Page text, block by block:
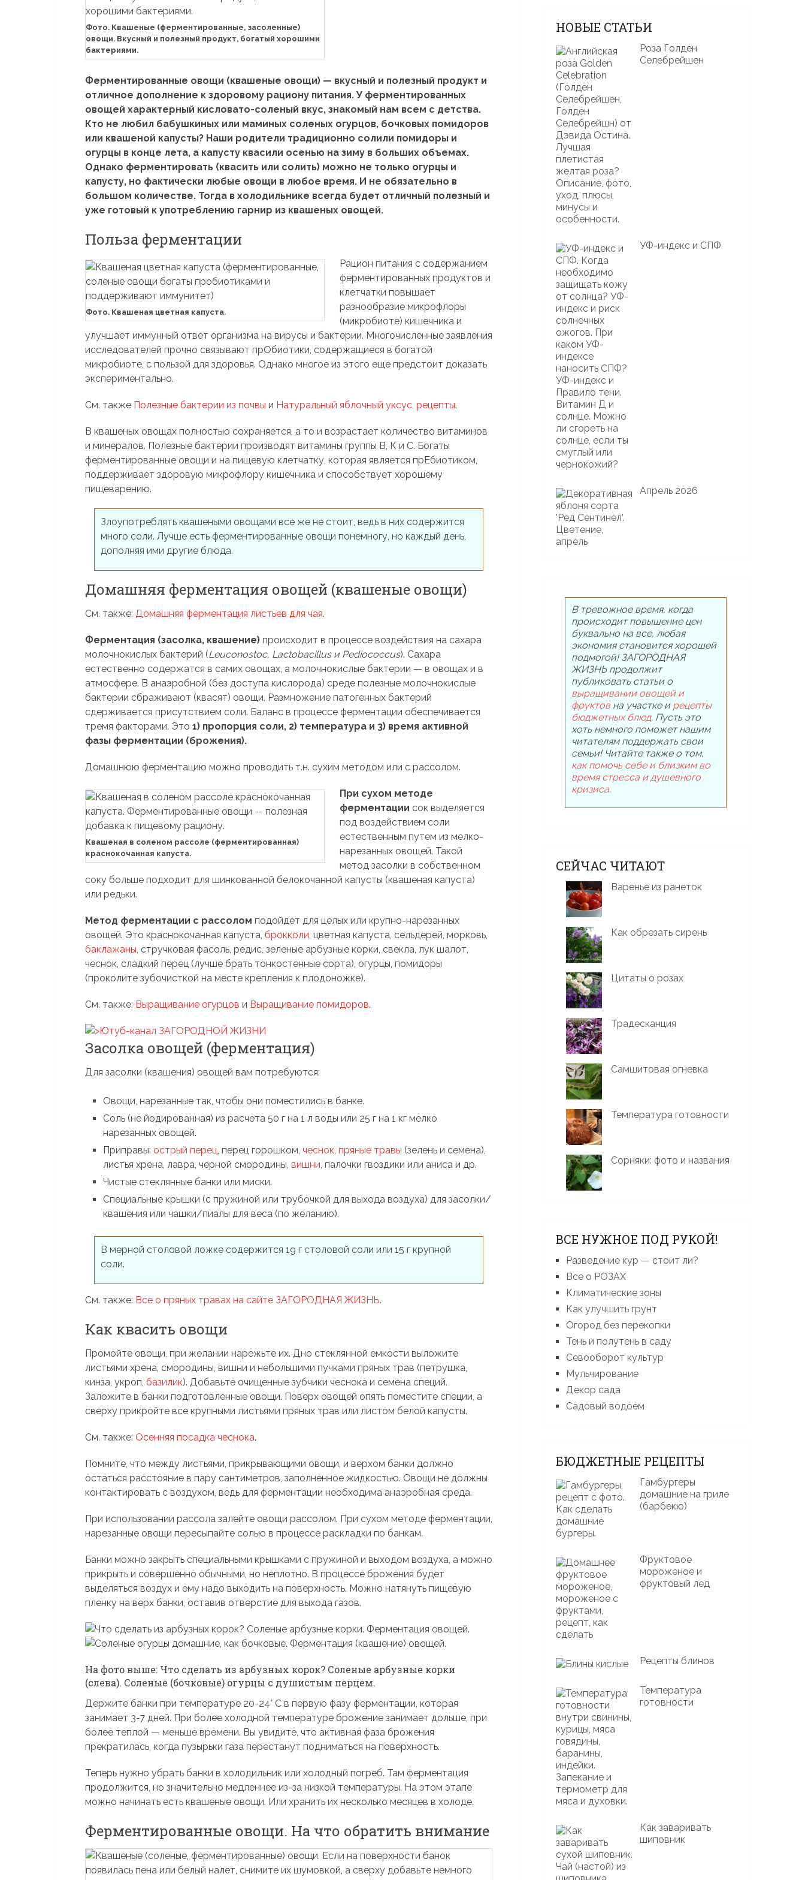
Фото. Квашеные (ферментированные, засоленные)
овощи. Вкусный и полезный продукт, богатый хорошими
бактериями.
Ферментированные овощи (квашеные овощи) — вкусный и полезный продукт и
отличное дополнение к здоровому рациону питания. У ферментированных
овощей характерный кисловато-соленый вкус, знакомый нам всем с детства.
Кто не любил бабушкиных или маминых соленых огурцов, бочковых помидоров
или квашеной капусты? Наши родители традиционно солили помидоры и
огурцы в конце лета, а капусту квасили осенью на зиму в больших объемах.
Однако ферментировать (квасить или солить) можно не только огурцы и
капусту, но фактически любые овощи в любое время. И не обязательно в
большом количестве. Тогда в холодильнике всегда будет отличный полезный и
уже готовый к употреблению гарнир из квашеных овощей.
Польза ферментации
Фото. Квашеная цветная капуста.
Рацион питания с содержанием
ферментированных продуктов и
клетчатки повышает
разнообразие микрофлоры
(микробиоте) кишечника и
улучшает иммунный ответ организма на вирусы и бактерии. Многочисленные заявления
исследователей прочно связывают прОбиотики, содержащиеся в богатой
микробиоте, с пользой для здоровья. Однако многое из этого еще предстоит доказать
экспериментально.
См. также Полезные бактерии из почвы и Натуральный яблочный уксус, рецепты.
В квашеных овощах полностью сохраняется, а то и возрастает количество витаминов
и минералов. Полезные бактерии производят витамины группы В, К и С. Богаты
ферментированные овощи и на пищевую клетчатку, которая является прЕбиотиком,
поддерживает здоровую микрофлору кишечника и способствует хорошему
пищеварению.
Злоупотреблять квашеными овощами все же не стоит, ведь в них содержится
много соли. Лучше есть ферментированные овощи понемногу, но каждый день,
дополняя ими другие блюда.
Домашняя ферментация овощей (квашеные овощи)
См. также: Домашняя ферментация листьев для чая.
Ферментация (засолка, квашение) происходит в процессе воздействия на сахара
молочнокислых бактерий (Leuconostoc, Lactobacillus и Pediococcus). Сахара
естественно содержатся в самих овощах, а молочнокислые бактерии — в овощах и в
атмосфере. В анаэробной (без доступа кислорода) среде полезные молочнокислые
бактерии сбраживают (квасят) овощи. Размножение патогенных бактерий
сдерживается присутствием соли. Баланс в процессе ферментации обеспечивается
тремя факторами. Это 1) пропорция соли, 2) температура и 3) время активной
фазы ферментации (брожения).
Домашнюю ферментацию можно проводить т.н. сухим методом или с рассолом.
Квашеная в соленом рассоле (ферментированная)
краснокочанная капуста.
При сухом методе
ферментации сок выделяется
под воздействием соли
естественным путем из мелко-
нарезанных овощей. Такой
метод засолки в собственном
соку больше подходит для шинкованной белокочанной капусты (квашеная капуста)
или редьки.
Метод ферментации с рассолом подойдет для целых или крупно-нарезанных
овощей. Это краснокочанная капуста, брокколи, цветная капуста, сельдерей, морковь,
баклажаны, стручковая фасоль, редис, зеленые арбузные корки, свекла, лук шалот,
чеснок, сладкий перец (лучше брать тонкостенные сорта), огурцы, помидоры
(проколите зубочисткой на месте крепления к плодоножке).
См. также: Выращивание огурцов и Выращивание помидоров.
Засолка овощей (ферментация)
Для засолки (квашения) овощей вам потребуются:
Овощи, нарезанные так, чтобы они поместились в банке.
Соль (не йодированная) из расчета 50 г на 1 л воды или 25 г на 1 кг мелко
нарезанных овощей.
Приправы:острый перец, перец горошком,чеснок,пряные травы (зелень и семена),
листья хрена, лавра, черной смородины,вишни, палочки гвоздики или аниса и др.
Чистые стеклянные банки или миски.
Специальные крышки (с пружиной или трубочкой для выхода воздуха) для засолки/
квашения или чашки/пиалы для веса (по желанию).
В мерной столовой ложке содержится 19 г столовой соли или 15 г крупной
соли.
См. также: Все о пряных травах на сайте ЗАГОРОДНАЯ ЖИЗНЬ.
Как квасить овощи
Промойте овощи, при желании нарежьте их. Дно стеклянной емкости выложите
листьями хрена, смородины, вишни и небольшими пучками пряных трав (петрушка,
кинза, укроп, базилик). Добавьте очищенные зубчики чеснока и семена специй.
Заложите в банки подготовленные овощи. Поверх овощей опять поместите специи, а
сверху прикройте все крупными листьями пряных трав или листом белой капусты.
См. также: Осенняя посадка чеснока.
Помните, что между листьями, прикрывающими овощи, и верхом банки должно
остаться расстояние в пару сантиметров, заполненное жидкостью. Овощи не должны
контактировать с воздухом, ведь для ферментации необходима анаэробная среда.
При использовании рассола залейте овощи рассолом. При сухом методе ферментации,
нарезанные овощи пересыпайте солью в процессе раскладки по банкам.
Банки можно закрыть специальными крышками с пружиной и выходом воздуха, а можно
прикрыть и совершенно обычными, но неплотно. В процессе брожения будет
выделяться воздух и ему надо выходить на поверхность. Можно натянуть пищевую
пленку на верх банки, оставив отверстие для выхода газов.
На фото выше: Что сделать из арбузных корок? Соленые арбузные корки
(слева). Соленые (бочковые) огурцы с душистым перцем.
Держите банки при температуре 20-24° С в первую фазу ферментации, которая
занимает 3-7 дней. При более холодной температуре брожение занимает дольше, при
более теплой — меньше времени. Вы увидите, что активная фаза брожения
прекратилась, когда пузырьки газа перестанут подниматься на поверхность.
Теперь нужно убрать банки в холодильник или холодный погреб. Там ферментация
продолжится, но значительно медленнее из-за низкой температуры. На этом этапе
можно начинать есть квашеные овощи. Или хранить их несколько месяцев в холоде.
Ферментированные овощи. На что обратить внимание
НОВЫЕ СТАТЬИ
Роза Голден
Селебрейшен
УФ-индекс и СПФ
Апрель 2026
В тревожное время, когда
происходит повышение цен
буквально на все, любая
экономия становится хорошей
подмогой! ЗАГОРОДНАЯ
ЖИЗНЬ продолжит
публиковать статьи о
выращивании овощей и
фруктов на участке и рецепты
бюджетных блюд. Пусть это
хоть немного поможет нашим
читателям поддержать свои
семьи! Читайте также о том,
как помочь себе и близким во
время стресса и душевного
кризиса.
СЕЙЧАС ЧИТАЮТ
Варенье из ранеток
Как обрезать сирень
Цитаты о розах
Традесканция
Самшитовая огневка
Температура готовности
Сорняки: фото и названия
ВСЕ НУЖНОЕ ПОД РУКОЙ!
Разведение кур — стоит ли?
Все о РОЗАХ
Климатические зоны
Как улучшить грунт
Огород без перекопки
Тень и полутень в саду
Севооборот культур
Мульчирование
Декор сада
Садовый водоем
БЮДЖЕТНЫЕ РЕЦЕПТЫ
Гамбургеры
домашние на гриле
(барбекю)
Фруктовое
мороженое и
фруктовый лед
Рецепты блинов
Температура
готовности
Как заваривать
шиповник